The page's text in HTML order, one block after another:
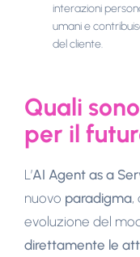
interazioni
umani e
del cliente.
Quali
per il
L’AI Agent as a
nuovo paradigma,
evoluzione del
direttamente le